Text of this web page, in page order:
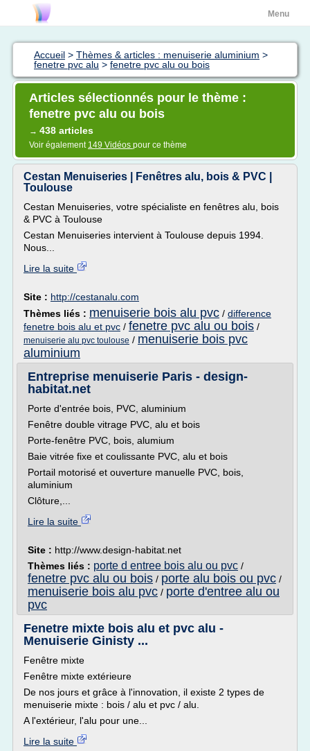
Menu
Accueil > Thèmes & articles : menuiserie aluminium >
fenetre pvc alu > fenetre pvc alu ou bois
Articles sélectionnés pour le thème :
fenetre pvc alu ou bois
→ 438 articles
Voir également 149 Vidéos pour ce thème
Cestan Menuiseries | Fenêtres alu, bois & PVC |
Toulouse
Cestan Menuiseries, votre spécialiste en fenêtres alu, bois
& PVC à Toulouse
Cestan Menuiseries intervient à Toulouse depuis 1994.
Nous...
Lire la suite
Site : http://cestanalu.com
Thèmes liés : menuiserie bois alu pvc / difference
fenetre bois alu et pvc / fenetre pvc alu ou bois /
menuiserie alu pvc toulouse / menuiserie bois pvc
aluminium
Entreprise menuiserie Paris - design-
habitat.net
Porte d'entrée bois, PVC, aluminium
Fenêtre double vitrage PVC, alu et bois
Porte-fenêtre PVC, bois, alumium
Baie vitrée fixe et coulissante PVC, alu et bois
Portail motorisé et ouverture manuelle PVC, bois,
aluminium
Clôture,...
Lire la suite
Site : http://www.design-habitat.net
Thèmes liés : porte d entree bois alu ou pvc /
fenetre pvc alu ou bois / porte alu bois ou pvc /
menuiserie bois alu pvc / porte d'entree alu ou
pvc
Fenetre mixte bois alu et pvc alu -
Menuiserie Ginisty ...
Fenêtre mixte
Fenêtre mixte extérieure
De nos jours et grâce à l'innovation, il existe 2 types de
menuiserie mixte : bois / alu et pvc / alu.
A l'extérieur, l'alu pour une...
Lire la suite